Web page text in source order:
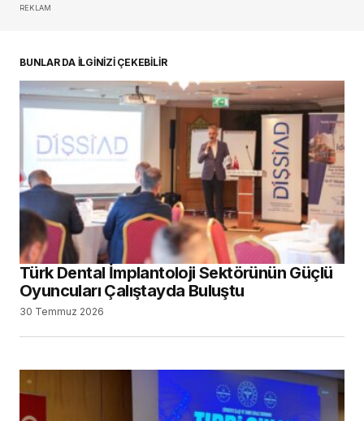
REKLAM
BUNLAR DA İLGİNİZİ ÇEKEBİLİR
Türk Dental İmplantoloji Sektörünün Güçlü
Oyuncuları Çalıştayda Buluştu
30 Temmuz 2026